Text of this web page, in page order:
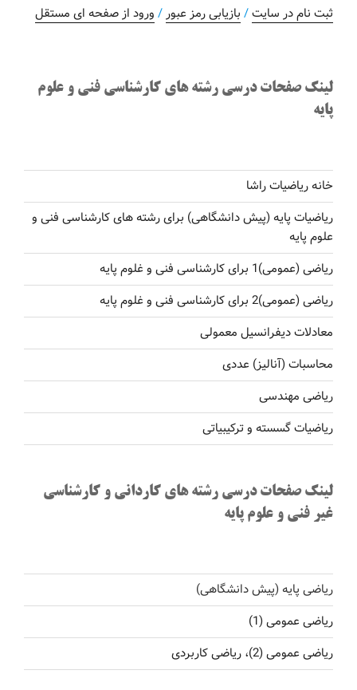
ثبت نام در سایت/ بازیابی رمز عبور/ ورود از صفحه ای مستقل
لینک صفحات درسی رشته های کارشناسی فنی و علوم
پایه
خانه ریاضیات راشا
ریاضیات پایه (پیش دانشگاهی) برای رشته های کارشناسی فنی و
علوم پایه
ریاضی (عمومی)1 برای کارشناسی فنی و غلوم پایه
ریاضی (عمومی)2 برای کارشناسی فنی و غلوم پایه
معادلات دیفرانسیل معمولی
محاسبات (آنالیز) عددی
ریاضی مهندسی
ریاضیات گسسته و ترکیبیاتی
لینک صفحات درسی رشته های کاردانی و کارشناسی
غیر فنی و علوم پایه
ریاضی پایه (پیش دانشگاهی)
ریاضی عمومی (1)
ریاضی عمومی (2)، ریاضی کاربردی